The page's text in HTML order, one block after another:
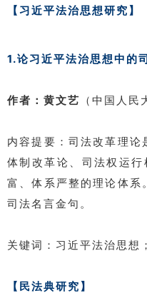
【习近平法治思想研究】
1.论习近平法治思想中的
作者：黄文艺 （中国人民
内容提要：司法改革理
体制改革论、司法权运
富、体系严整的理论体
司法名言金句。
关键词：习近平法治思想
【民法典研究】